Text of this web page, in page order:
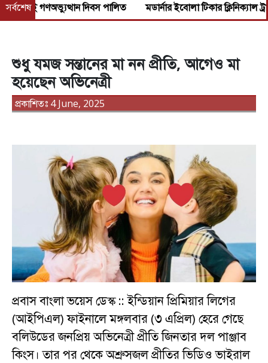
সর্বশেষপালিত মডার্নার ইবোলা টিকার ক্লিনিক্যাল ট্রায়ালের অনুমোদন
শুধু যমজ সন্তানের মা নন প্রীতি, আগেও মা
হয়েছেন অভিনেত্রী
প্রকাশিতঃ 4 June, 2025
প্রবাস বাংলা ভয়েস ডেস্ক :: ইন্ডিয়ান প্রিমিয়ার লিগের
(আইপিএল) ফাইনালে মঙ্গলবার (৩ এপ্রিল) হেরে গেছে
বলিউডের জনপ্রিয় অভিনেত্রী প্রীতি জিনতার দল পাঞ্জাব
কিংস। তার পর থেকে অশ্রুসজল প্রীতির ভিডিও ভাইরাল